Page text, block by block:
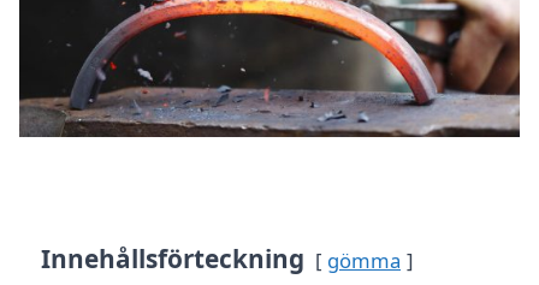
Innehållsförteckning gömma